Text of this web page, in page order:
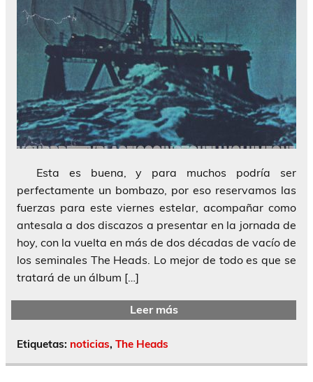
Esta es buena, y para muchos podría ser
perfectamente un bombazo, por eso reservamos las
fuerzas para este viernes estelar, acompañar como
antesala a dos discazos a presentar en la jornada de
hoy, con la vuelta en más de dos décadas de vacío de
los seminales The Heads. Lo mejor de todo es que se
tratará de un álbum […]
Leer más
Etiquetas: noticias, The Heads